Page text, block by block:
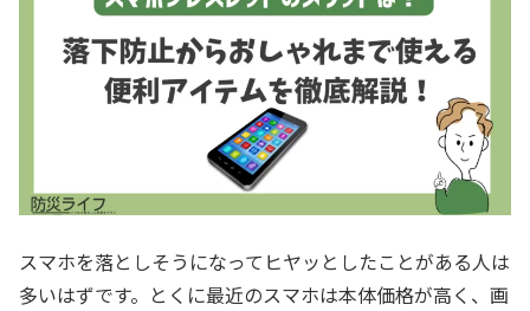
スマホを落としそうになってヒヤッとしたことがある人は
多いはずです。とくに最近のスマホは本体価格が高く、画